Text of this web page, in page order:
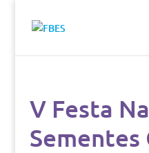
V Festa
Sementes